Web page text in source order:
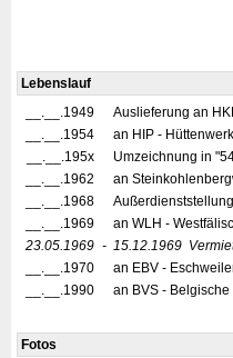
Lebenslauf
__.__.1949
Auslieferung an
__.__.1954
an HIP -
__.__.195x
Umzeichnung in
__.__.1962
an
__.__.1968
Außerdienststellung
__.__.1969
an WLH -
23.05.1969 - 15.12.1969
__.__.1970
an EBV -
__.__.1990
an BVS -
Fotos